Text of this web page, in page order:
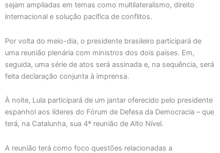
sejam ampliadas em temas como multilateralismo, direito
internacional e solução pacífica de conflitos.
Por volta do meio-dia, o presidente brasileiro participará de
uma reunião plenária com ministros dos dois países. Em,
seguida, uma série de atos será assinada e, na sequência, será
feita declaração conjunta à imprensa.
À noite, Lula participará de um jantar oferecido pelo presidente
espanhol aos líderes do Fórum de Defesa da Democracia – que
terá, na Catalunha, sua 4ª reunião de Alto Nível.
A reunião terá como foco questões relacionadas a